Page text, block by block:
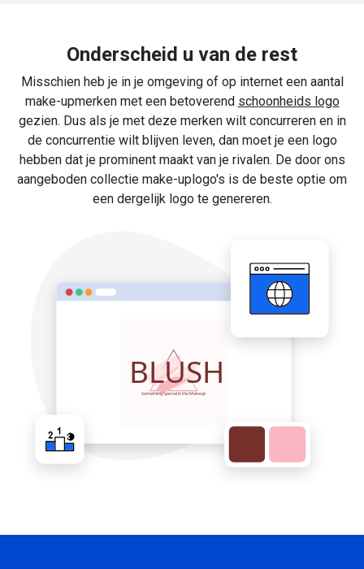
Onderscheid u van de rest
Misschien heb je in je omgeving of op internet een aantal
make-upmerken met een betoverend schoonheids logo
gezien. Dus als je met deze merken wilt concurreren en in
de concurrentie wilt blijven leven, dan moet je een logo
hebben dat je prominent maakt van je rivalen. De door ons
aangeboden collectie make-uplogo's is de beste optie om
een dergelijk logo te genereren.